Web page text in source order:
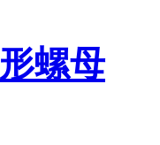
螺母